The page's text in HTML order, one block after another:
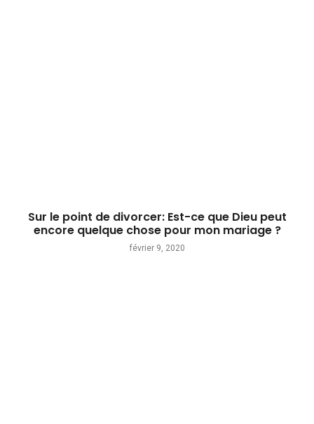
Sur le point de divorcer: Est-ce que Dieu peut
encore quelque chose pour mon mariage ?
février 9, 2020